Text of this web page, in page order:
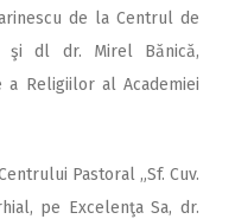
de la Centrul de
şi dl dr. Mirel Bănică,
Religiilor al Academiei
Pastoral „Sf. Cuv.
pe Excelenţa Sa, dr.